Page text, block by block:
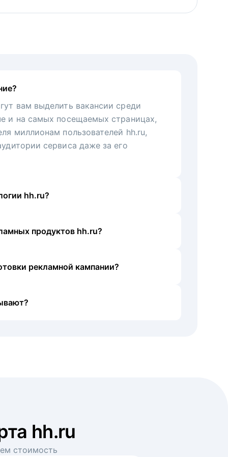
вам выделить вакансии среди
и на самых посещаемых страницах,
миллионам пользователей hh.ru,
сервиса даже за его
hh.ru?
продуктов hh.ru?
рекламной кампании?
hh.ru
стоимость